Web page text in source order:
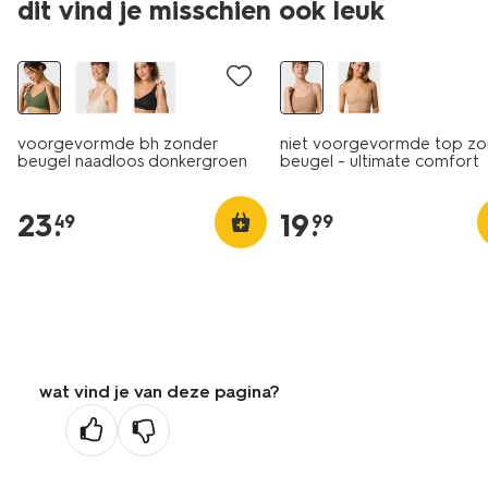
dit vind je misschien ook leuk
voorgevormde bh zonder
beugel naadloos donkergroen
23.
49
niet voorgevormde top
beugel - ultimate comfort
19.
99
wat vind je van deze pagina?